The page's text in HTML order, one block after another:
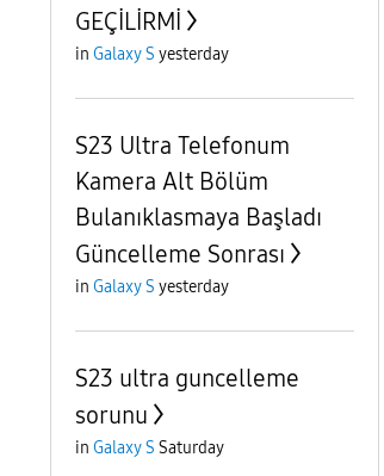
GEÇİLİRMİ
in Galaxy S yesterday
S23 Ultra Telefonum
Kamera Alt Bölüm
Bulanıklasmaya Başladı
Güncelleme Sonrası
in Galaxy S yesterday
S23 ultra guncelleme
sorunu
in Galaxy S Saturday